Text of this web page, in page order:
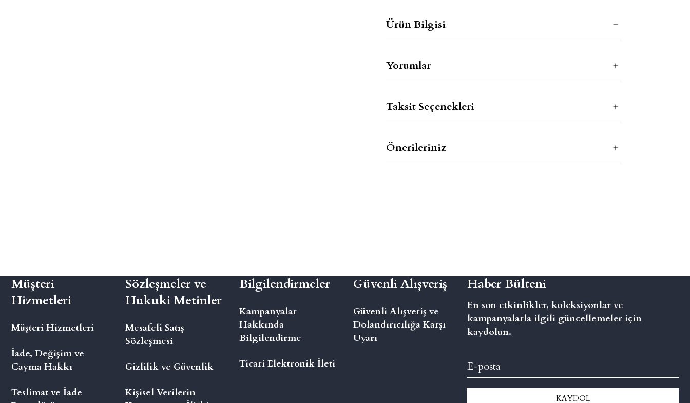
Ürün Bilgisi
Yorumlar
Taksit Seçenekleri
Önerileriniz
Müşteri
Hizmetleri
Müşteri Hizmetleri
İade, Değişim ve
Cayma Hakkı
Teslimat ve İade
Sözleşmeler ve
Hukuki Metinler
Mesafeli Satış
Sözleşmesi
Gizlilik ve Güvenlik
Kişisel Verilerin
Bilgilendirmeler
Kampanyalar
Hakkında
Bilgilendirme
Ticari Elektronik İleti
Güvenli Alışveriş
Güvenli Alışveriş ve
Dolandırıcılığa Karşı
Uyarı
Haber Bülteni
En son etkinlikler, koleksiyonlar ve
kampanyalarla ilgili güncellemeler için
kaydolun.
KAYDOL